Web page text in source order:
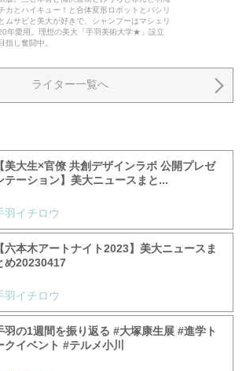
カとハイキュー！と合体変形ロボットとパシリ
ムサビと美大が好きで、シャンプーはマシェリ
年愛用。理想の美大「手羽美術大学★」設立
指し奮闘中。
ライター一覧へ
【美大生×官僚 共創デザインラボ 公開プレゼ
テーション】美大ニュースまと...
羽イチロウ
【六本木アートナイト2023】美大ニュースま
め20230417
羽イチロウ
羽の1週間を振り返る #大塚康生展 #進学ト
クイベント #テルメ小川